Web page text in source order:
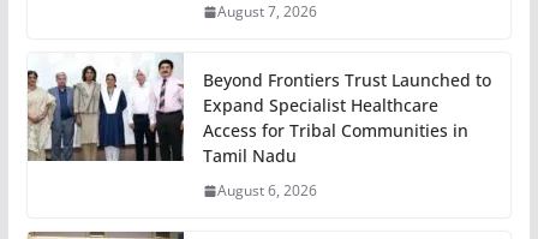
August 7, 2026
Beyond Frontiers Trust Launched to
Expand Specialist Healthcare
Access for Tribal Communities in
Tamil Nadu
August 6, 2026